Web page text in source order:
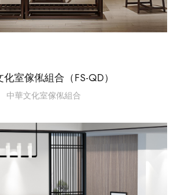
室傢俬組合（FS-QD）
中華文化室傢俬組合